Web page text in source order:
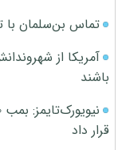
تماس بن‌سلمان با
آمریکا از
باشند
قرار داد